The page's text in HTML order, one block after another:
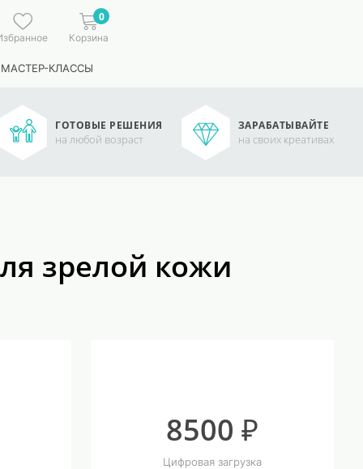
0
Корзина
КЛАССЫ
ГОТОВЫЕ РЕШЕНИЯ
на любой возраст
ЗАРАБАТЫВАЙТЕ
на своих креативах
зрелой кожи
8500 ₽
Цифровая загрузка